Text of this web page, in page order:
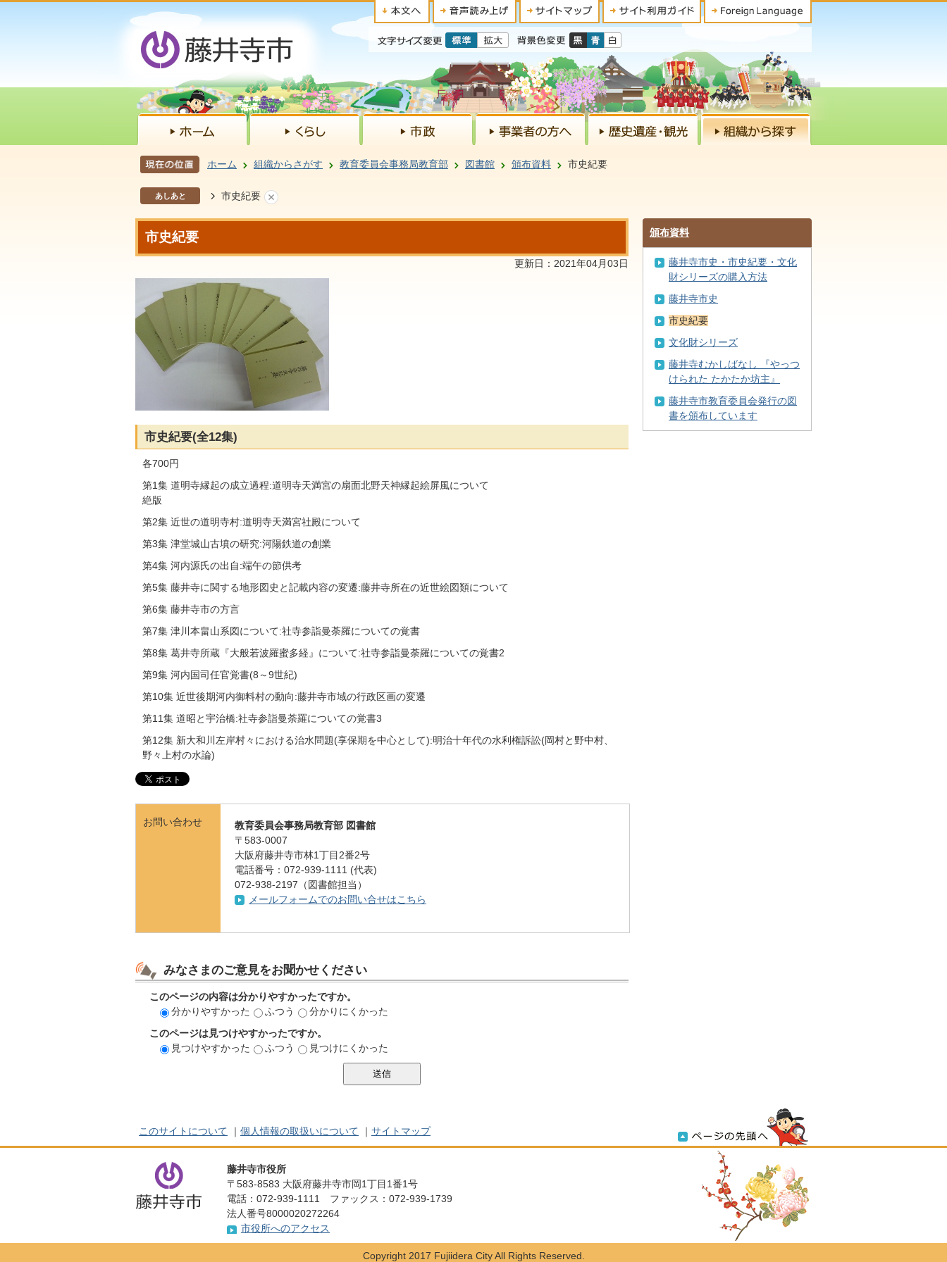
ホーム 組織からさがす 教育委員会事務局教育部 図書館 頒布資料 市史紀要
あしあと 市史紀要
市史紀要
更新日：2021年04月03日
市史紀要(全12集)
各700円
第1集 道明寺縁起の成立過程:道明寺天満宮の扇面北野天神縁起絵屏風について
絶版
第2集 近世の道明寺村:道明寺天満宮社殿について
第3集 津堂城山古墳の研究:河陽鉄道の創業
第4集 河内源氏の出自:端午の節供考
第5集 藤井寺に関する地形図史と記載内容の変遷:藤井寺所在の近世絵図類について
第6集 藤井寺市の方言
第7集 津川本畠山系図について:社寺参詣曼荼羅についての覚書
第8集 葛井寺所蔵『大般若波羅蜜多経』について:社寺参詣曼荼羅についての覚書2
第9集 河内国司任官覚書(8～9世紀)
第10集 近世後期河内御料村の動向:藤井寺市域の行政区画の変遷
第11集 道昭と宇治橋:社寺参詣曼荼羅についての覚書3
第12集 新大和川左岸村々における治水問題(享保期を中心として):明治十年代の水利権訴訟(岡村と野中村、
野々上村の水論)
お問い合わせ
教育委員会事務局教育部 図書館
〒583-0007
大阪府藤井寺市林1丁目2番2号
電話番号：072-939-1111 (代表)
072-938-2197（図書館担当）
メールフォームでのお問い合せはこちら
みなさまのご意見をお聞かせください
このページの内容は分かりやすかったですか。
分かりやすかった
ふつう
分かりにくかった
このページは見つけやすかったですか。
見つけやすかった
ふつう 見つけにくかった
頒布資料
藤井寺市史・市史紀要・文化
財シリーズの購入方法
藤井寺市史
市史紀要
文化財シリーズ
藤井寺むかしばなし 『やっつ
けられた たかたか坊主』
藤井寺市教育委員会発行の図
書を頒布しています
このサイトについて ｜ 個人情報の取扱いについて ｜ サイトマップ
藤井寺市役所
〒583-8583 大阪府藤井寺市岡1丁目1番1号
電話：072-939-1111 ファックス：072-939-1739
法人番号8000020272264
市役所へのアクセス
Copyright 2017 Fujiidera City All Rights Reserved.